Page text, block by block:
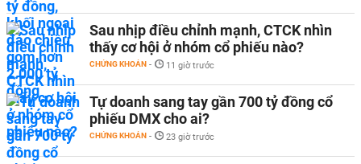
Sau nhịp điều chỉnh mạnh, CTCK nhìn
thấy cơ hội ở nhóm cổ phiếu nào?
CHỨNG KHOÁN - 11 giờ trước
Tự doanh sang tay gần 700 tỷ đồng cổ
phiếu DMX cho ai?
CHỨNG KHOÁN - 23 giờ trước